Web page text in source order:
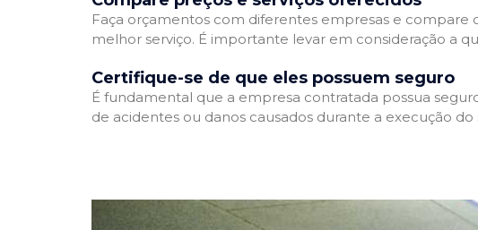
Faça orçamentos com diferentes empresas e compare
melhor serviço. É importante levar em consideração a
Certifique-se de que eles possuem seguro
É fundamental que a empresa contratada possua
de acidentes ou danos causados durante a execução do